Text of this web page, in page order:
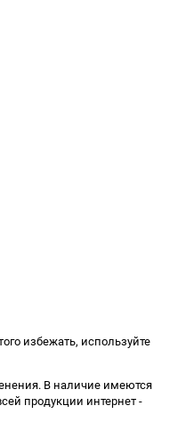
избежать, используйте
В наличие имеются
продукции интернет -